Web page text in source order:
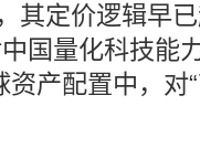
其定价逻辑早
国量化科技能
产配置中，对